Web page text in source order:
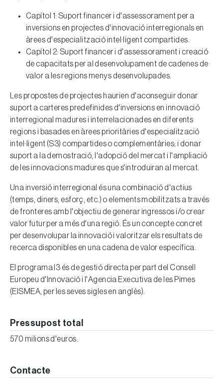
Capítol 1: Suport financer i d'assessorament per a
inversions en projectes d'innovació interregionals en
àrees d'especialització intel·ligent compartides.
Capítol 2: Suport financer i d'assessorament i creació
de capacitats per al desenvolupament de cadenes de
valor a les regions menys desenvolupades.
Les propostes de projectes haurien d'aconseguir donar
suport a carteres predefinides d'inversions en innovació
interregional madures i interrelacionades en diferents
regions i basades en àrees prioritàries d'especialització
intel·ligent (S3) compartides o complementàries; i donar
suport a la demostració, l'adopció del mercat i l'ampliació
de les innovacions madures que s'introduiran al mercat.
Una inversió interregional és una combinació d'actius
(temps, diners, esforç, etc.) o elements mobilitzats a través
de fronteres amb l'objectiu de generar ingressos i/o crear
valor futur per a més d'una regió. És un concepte concret
per desenvolupar la innovació i valoritzar els resultats de
recerca disponibles en una cadena de valor específica.
El programa I3 és de gestió directa per part del Consell
Europeu d'Innovació i l'Agencia Executiva de les Pimes
(EISMEA, per les seves sigles en anglès).
Pressupost total
570 milions d'euros.
Contacte